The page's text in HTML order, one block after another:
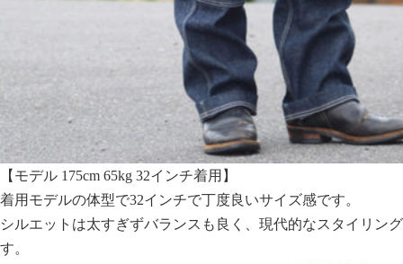
【モデル 175cm 65kg 32インチ着用】
着用モデルの体型で32インチで丁度良いサイズ感です。
シルエットは太すぎずバランスも良く、現代的なスタイリン
す。